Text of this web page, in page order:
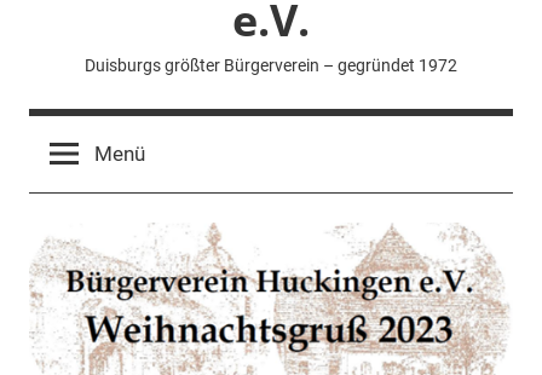
e.V.
Duisburgs größter Bürgerverein – gegründet 1972
Menü